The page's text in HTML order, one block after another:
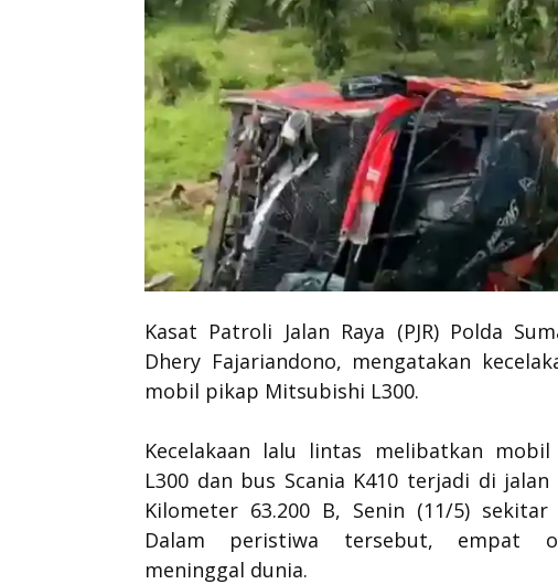
Kasat Patroli Jalan Raya (PJR) Polda
Dhery Fajariandono, mengatakan
mobil pikap Mitsubishi L300.
Kecelakaan lalu lintas melibatkan
L300 dan bus Scania K410 terjadi di
Kilometer 63.200 B, Senin (11/5) sekitar
Dalam peristiwa tersebut, empat
meninggal dunia.